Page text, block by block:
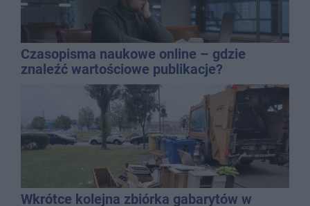
Czasopisma naukowe online – gdzie
znaleźć wartościowe publikacje?
Wkrótce kolejna zbiórka gabarytów w